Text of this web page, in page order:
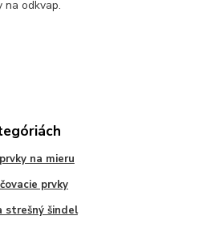
na odkvap.
na mieru
prvky
strešný šindel